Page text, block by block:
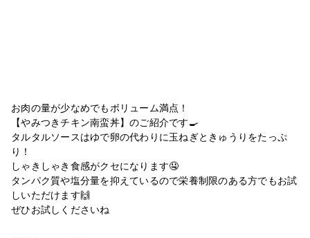
お肉の量が少なめでもボリューム満点！
【やみつきチキン南蛮丼】のご紹介です🍳
タルタルソースはゆで卵の代わりに玉ねぎときゅうりをたっぷ
り！
しゃきしゃき食感がクセになります🤤
タンパク質や塩分量を抑えているので栄養制限のある方でもお試
しいただけます🙌
ぜひお試しくださいね